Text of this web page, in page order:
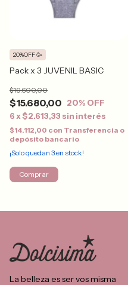
Pack x 3 JUVENIL BASIC
$15.680,00
$19.600,00
20% OFF
6 x$2.613,33 sin interés
20%OFF 🥳
$14.112,00 con Transferencia o
depósito bancario
¡Solo quedan 3en stock!
Comprar
La belleza es ser vos misma